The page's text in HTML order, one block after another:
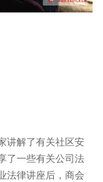
讲解了有关社区安
了一些有关公司法
法律讲座后，商会